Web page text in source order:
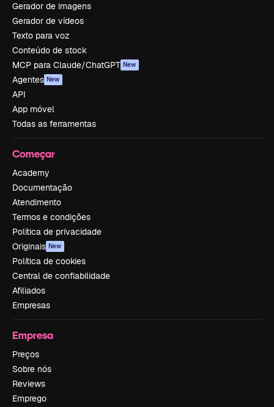
Gerador de imagens
Gerador de vídeos
Texto para voz
Conteúdo de stock
MCP para Claude/ChatGPT New
Agentes New
API
App móvel
Todas as ferramentas
Começar
Academy
Documentação
Atendimento
Termos e condições
Política de privacidade
Originais New
Política de cookies
Central de confiabilidade
Afiliados
Empresas
Empresa
Preços
Sobre nós
Reviews
Emprego